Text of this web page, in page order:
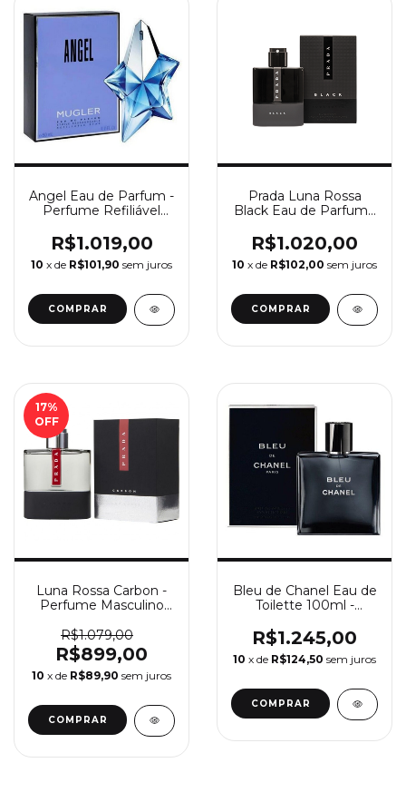
Angel Eau de Parfum -
Perfume Refiliável
R$1.019,00
10 x de R$101,90 sem juros
COMPRAR
Prada Luna Rossa
Black Eau de Parfum -
Prada
R$1.020,00
10 x de R$102,00 sem juros
COMPRAR
17%
OFF
Luna Rossa Carbon -
Perfume Masculino
R$1.079,00
R$899,00
10 x de R$89,90 sem juros
COMPRAR
Bleu de Chanel Eau de
Toilette 100ml -
Chanel
R$1.245,00
10 x de R$124,50 sem juros
COMPRAR